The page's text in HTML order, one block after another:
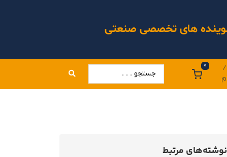
شوینده های تخصصی صنعتی
/
0
نوشته‌های مرتبط